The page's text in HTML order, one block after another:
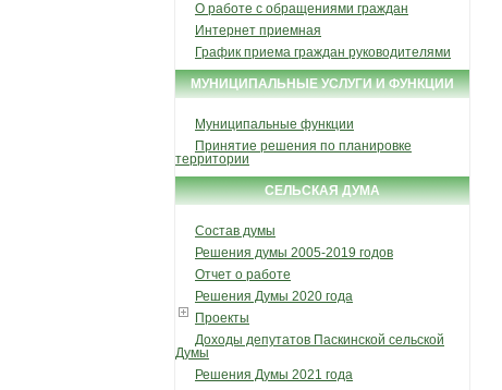
О работе с обращениями граждан
Интернет приемная
График приема граждан руководителями
МУНИЦИПАЛЬНЫЕ УСЛУГИ И ФУНКЦИИ
Муниципальные функции
Принятие решения по планировке
территории
СЕЛЬСКАЯ ДУМА
Состав думы
Решения думы 2005-2019 годов
Отчет о работе
Решения Думы 2020 года
Проекты
Доходы депутатов Паскинской сельской
Думы
Решения Думы 2021 года